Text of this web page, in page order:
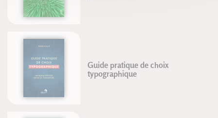
Guide pratique de choix
typographique